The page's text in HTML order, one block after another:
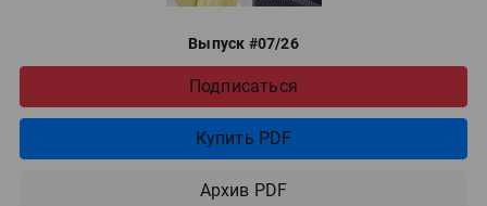
Выпуск #07/26
Подписаться
Купить PDF
Архив PDF